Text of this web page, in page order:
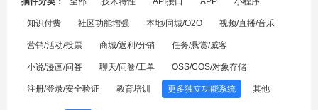
知识付费 社区功能增强 本地/同城/O2O 视频/直播/音乐
营销/活动/投票 商城/返利/分销 任务/悬赏/威客
小说/漫画/问答 聊天/问卷/工单 OSS/COS/对象存储
注册/登录/安全验证 教育培训 更多独立功能系统 其他